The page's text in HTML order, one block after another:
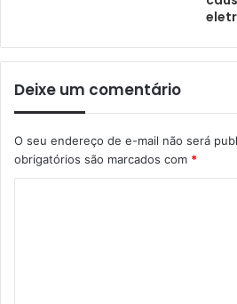
Deixe um comentário
O seu endereço de e-mail não será
obrigatórios são marcados com *